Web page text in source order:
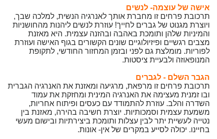
אישה של עוצמה- לנשים
תרכובת פרחים זו מחברת אותך לאנרגיה הנשית, למלכה שבך,
ויוצרת מגנוט של גברים לחייך! עוזרת לנשים ליהנות מהחושניות
והמיניות שלהן ותומכת באהבה ובהזנה עצמית. היא מאזנת
מצבים רגשיים ופיזיולוגיים שונים הקשורים בגוף האישה ועוזרת
לפוריות. מומלצת גם לפני ובזמן המחזור החודשי, לתקופת
המנופאוזה ולבעיית ציסטות.
הגבר השלם - לגברים
תרכובת פרחים זו מרפאת, מרגיעה ומאזנת את האנרגיה הגברית
ובו זמנית מעצימה את האנרגיה המינית ומחזקת את עמוד
השדרה והלב. עוזרת להתמודד עם כעסים ופיתוח אחריות,
משמעת עצמית וסמכותיות. יוצרת חשיבה בהירה, מאזנת בין
נטייה לעשיית יתר לבין עצלות ותומכת ביצירתיות ובישום מעשי
בחיינו. יכולה לסייע במקרים של אין- אונות.